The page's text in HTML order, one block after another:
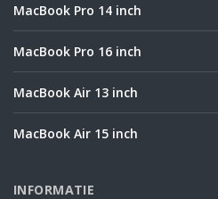
MacBook Pro 14 inch
MacBook Pro 16 inch
MacBook Air 13 inch
MacBook Air 15 inch
INFORMATIE